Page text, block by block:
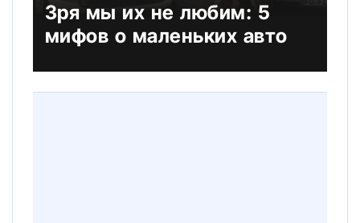
Зря мы их не любим: 5
мифов о маленьких авто